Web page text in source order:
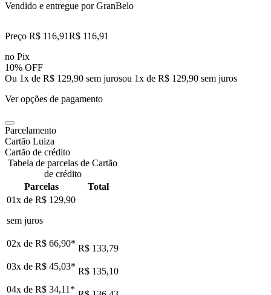
Vendido e entregue por GranBelo
Preço R$ 116,91R$ 116,91
no Pix
10% OFF
Ou 1x de R$ 129,90 sem jurosou 1x de R$ 129,90 sem juros
Ver opções de pagamento
Parcelamento
Cartão Luiza
Cartão de crédito
Tabela de parcelas de Cartão
de crédito
Parcelas
Total
01x de R$ 129,90
sem juros
02x de R$ 66,90* R$ 133,79
03x de R$ 45,03* R$ 135,10
04x de R$ 34,11*